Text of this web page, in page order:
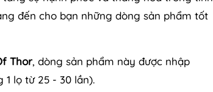
đến cho bạn những dòng sản phẩm tốt
Thor, dòng sản phẩm này được nhập
lọ từ 25 - 30 lần).